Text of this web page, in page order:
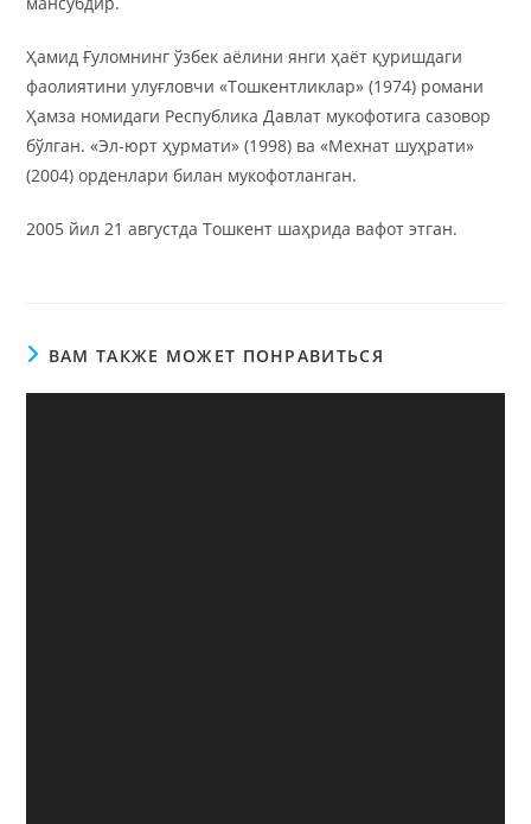
Ҳамид Ғуломнинг ўзбек аёлини янги ҳаёт қуришдаги
фаолиятини улуғловчи «Тошкентликлар» (1974) романи
Ҳамза номидаги Республика Давлат мукофотига сазовор
бўлган. «Эл-юрт ҳурмати» (1998) ва «Мехнат шуҳрати»
(2004) орденлари билан мукофотланган.
2005 йил 21 августда Тошкент шаҳрида вафот этган.
ВАМ ТАКЖЕ МОЖЕТ ПОНРАВИТЬСЯ